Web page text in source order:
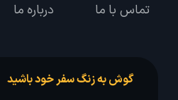
تماس با ما درباره ما
گوش به زنگ سفر خود باشید